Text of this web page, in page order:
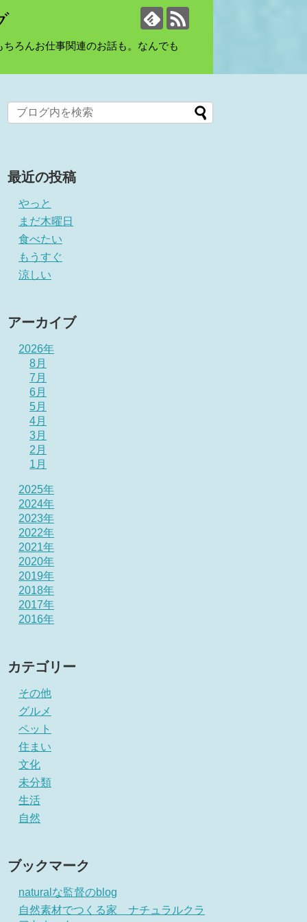
ろんお仕事関連のお話も。なんでも
最近の投稿
やっと
まだ木曜日
食べたい
もうすぐ
涼しい
アーカイブ
2026年
8月
7月
6月
5月
4月
3月
2月
1月
2025年
2024年
2023年
2022年
2021年
2020年
2019年
2018年
2017年
2016年
カテゴリー
その他
グルメ
ペット
住まい
文化
未分類
生活
自然
ブックマーク
naturalな監督のblog
自然素材でつくる家 ナチュラルクラ